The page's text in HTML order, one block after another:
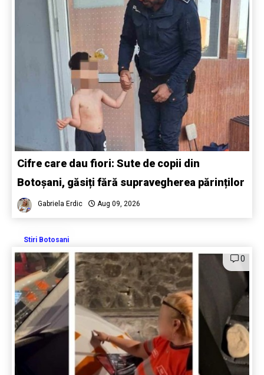
Cifre care dau fiori: Sute de copii din
Botoșani, găsiți fără supravegherea părinților
Gabriela Erdic Aug 09, 2026
Stiri Botosani
0